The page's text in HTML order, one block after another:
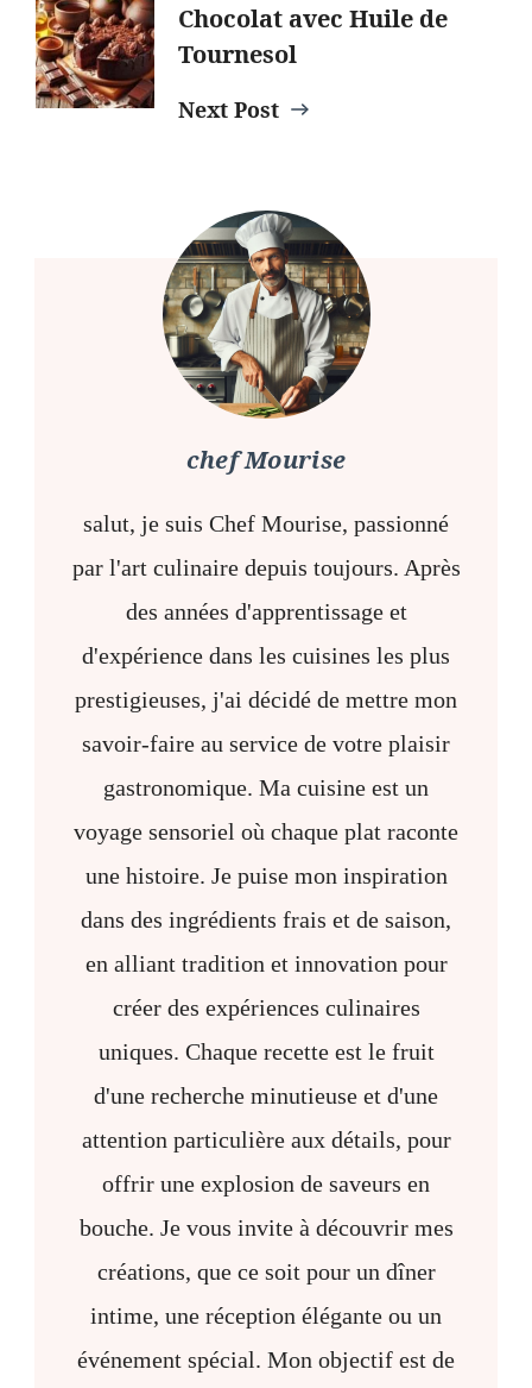
Chocolat avec Huile de
Tournesol
Next Post
chef Mourise
salut, je suis Chef Mourise, passionné
par l'art culinaire depuis toujours. Après
des années d'apprentissage et
d'expérience dans les cuisines les plus
prestigieuses, j'ai décidé de mettre mon
savoir-faire au service de votre plaisir
gastronomique. Ma cuisine est un
voyage sensoriel où chaque plat raconte
une histoire. Je puise mon inspiration
dans des ingrédients frais et de saison,
en alliant tradition et innovation pour
créer des expériences culinaires
uniques. Chaque recette est le fruit
d'une recherche minutieuse et d'une
attention particulière aux détails, pour
offrir une explosion de saveurs en
bouche. Je vous invite à découvrir mes
créations, que ce soit pour un dîner
intime, une réception élégante ou un
événement spécial. Mon objectif est de